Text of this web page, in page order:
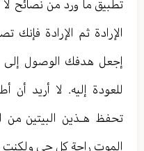
تطبيق ما ورد من نصائح
الإرادة ثم الإرادة فإنك
إجعل هدفك الوصول إلى
للعودة إليه. لا أريد
تحفظ هـذين البيتين من
الموت راحة كل حي ولكنت